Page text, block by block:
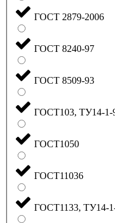
ГОСТ 2879-2006
ГОСТ 8240-97
ГОСТ 8509-93
ГОСТ103, ТУ14-1-
ГОСТ1050
ГОСТ11036
ГОСТ1133, ТУ14-